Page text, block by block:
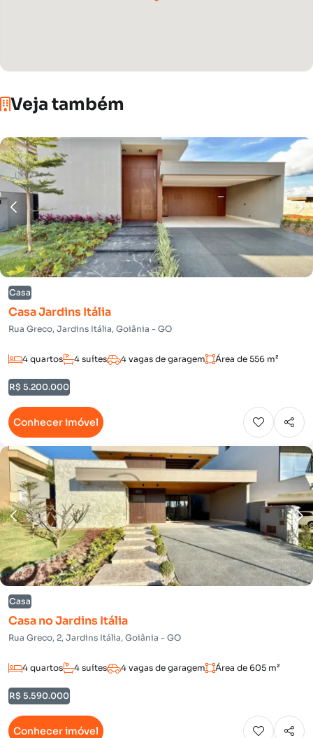
Veja também
Casa
Casa Jardins Itália
Rua Greco, Jardins Itália, Goiânia - GO
4 quartos 4 suítes 4 vagas de garagem Área de 556 m²
R$ 5.200.000
Conhecer imóvel
Casa
Casa no Jardins Itália
Rua Greco, 2, Jardins Itália, Goiânia - GO
4 quartos 4 suítes 4 vagas de garagem Área de 605 m²
R$ 5.590.000
Conhecer imóvel